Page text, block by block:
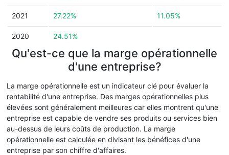
2021 27.22% 11.05%
2020 24.51%
Qu'est-ce que la marge opérationnelle
d'une entreprise?
La marge opérationnelle est un indicateur clé pour évaluer la
rentabilité d'une entreprise. Des marges opérationnelles plus
élevées sont généralement meilleures car elles montrent qu'une
entreprise est capable de vendre ses produits ou services bien
au-dessus de leurs coûts de production. La marge
opérationnelle est calculée en divisant les bénéfices d'une
entreprise par son chiffre d'affaires.